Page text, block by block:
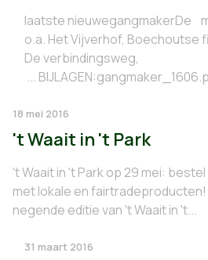
laatste nieuwegangmakerDe
o.a. Het Vijverhof, Boechoutse
De verbindingsweg,
...
18 mei 2016
't Waait in 't Park
't Waait in 't Park op 29 mei:
met lokale en
negende editie van 't Waait in 't...
31 maart 2016